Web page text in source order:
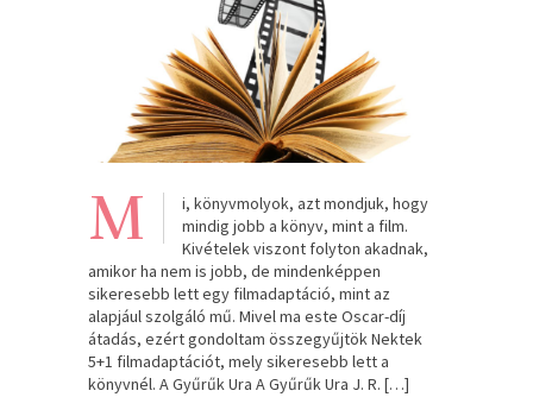
M
i, könyvmolyok, azt mondjuk, hogy
mindig jobb a könyv, mint a film.
Kivételek viszont folyton akadnak,
amikor ha nem is jobb, de mindenképpen
sikeresebb lett egy filmadaptáció, mint az
alapjául szolgáló mű. Mivel ma este Oscar-díj
átadás, ezért gondoltam összegyűjtök Nektek
5+1 filmadaptációt, mely sikeresebb lett a
könyvnél. A Gyűrűk Ura A Gyűrűk Ura J. R. […]